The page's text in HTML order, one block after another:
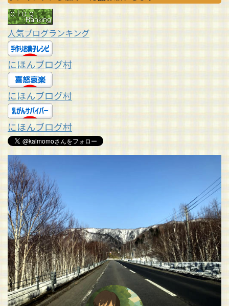
人気ブログランキング
にほんブログ村
にほんブログ村
にほんブログ村